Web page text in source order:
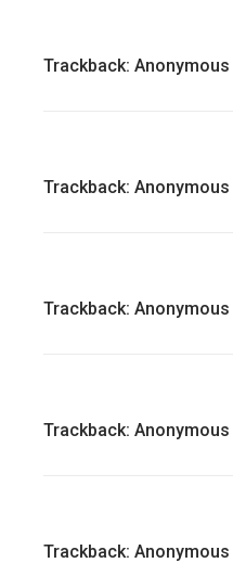
Trackback:Anonymous
Trackback:Anonymous
Trackback:Anonymous
Trackback:Anonymous
Trackback:Anonymous